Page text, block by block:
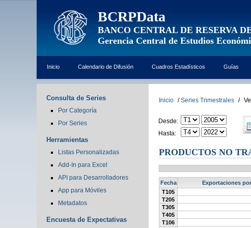
BCRPData
BANCO CENTRAL DE RESERVA
Gerencia Central de Estudios
Inicio Calendario de Difusión Cuadros Estadísticos Guías
Consulta de Series
Por Categoría
Por Series
Herramientas
Listas Personalizadas
Add-In para Excel
API para Desarrolladores
App para Móviles
Metadatos
Encuesta de Expectativas
Inicio / Series Trimestrales /
Desde:
Hasta:
PRODUCTOS NO
Fecha
Exportaciones
T105
T205
T305
T405
T106